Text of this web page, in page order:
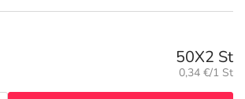
50X2 St
Grundpreis:
0,34 €/1 St